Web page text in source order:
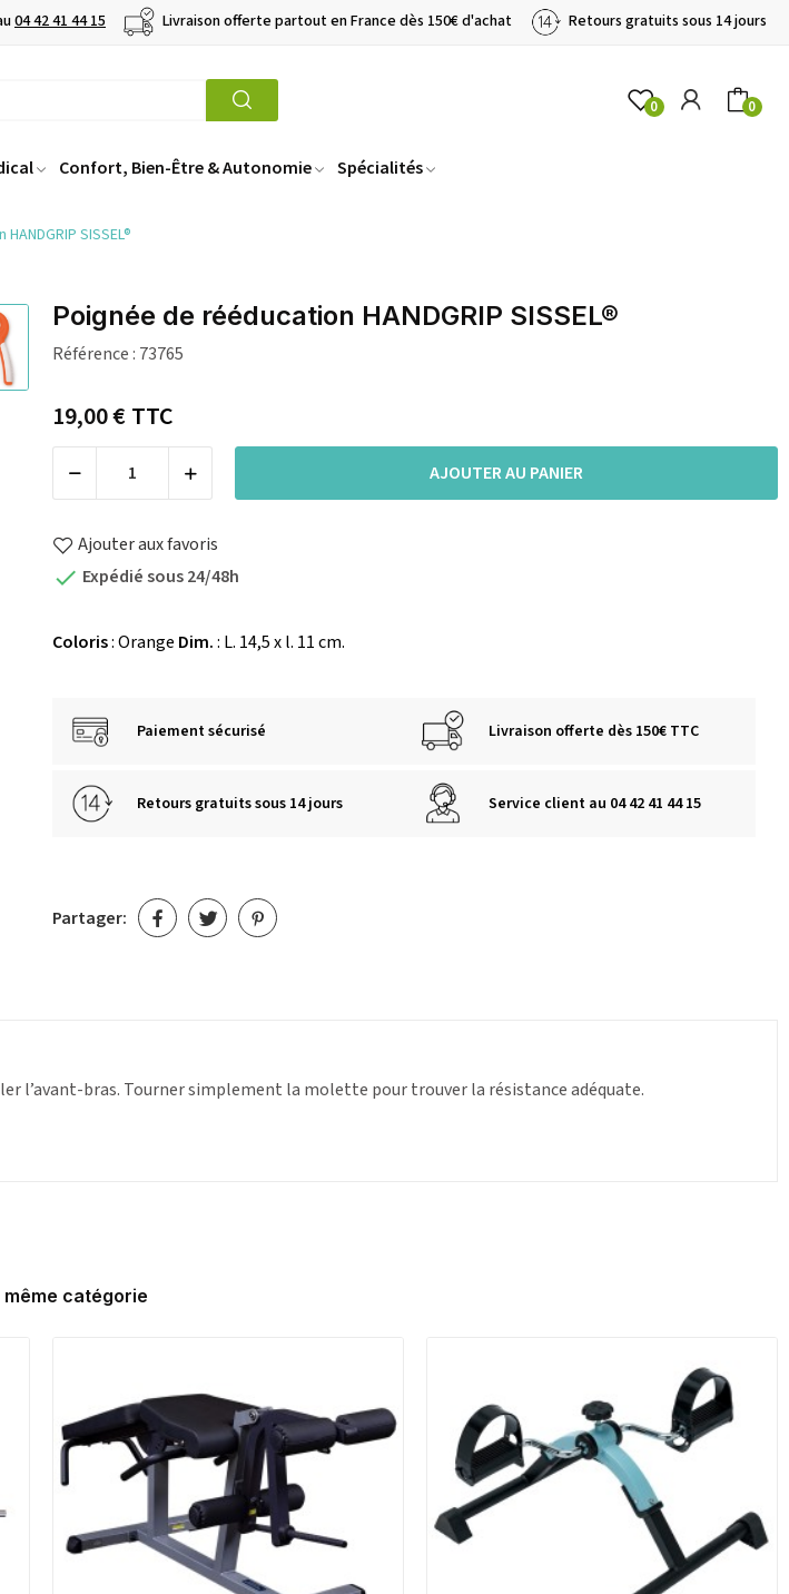
04 42 41 44 15 Livraison offerte partout en France dès 150€ d'achat Retours gratuits sous 14 jours
0 0
Confort, Bien-Être & Autonomie Spécialités
SISSEL®
Poignée de rééducation HANDGRIP SISSEL®
Référence : 73765
19,00 €TTC
AJOUTER AU PANIER
Ajouter aux favoris
 Expédié sous 24/48h
Coloris: Orange Dim.: L. 14,5 x l. 11 cm.
Paiement sécurisé Livraison offerte dès 150€ TTC
Retours gratuits sous 14 jours Service client au 04 42 41 44 15
Partager:
l’avant-bras. Tourner simplement la molette pour trouver la résistance adéquate.
même catégorie